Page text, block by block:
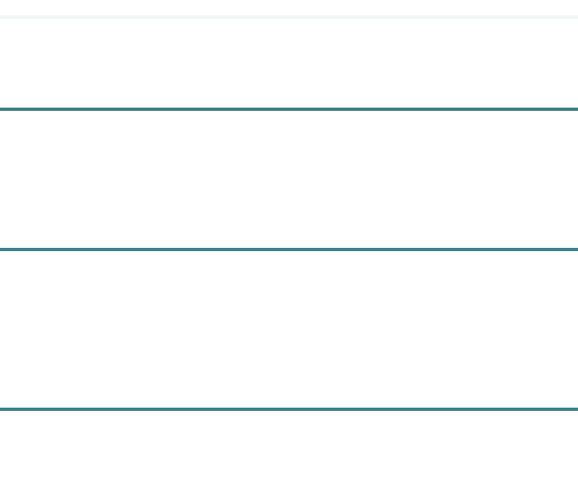
körledaren Erik Rynefors
och producenten Erik Rynefors, för hans idoga arbete med att
grundare av studentkören Carlstads ManskörsBröder vid
bekantskap med körklassiker som Kung Liljekonvalje av dungen
och vidmakthålla intresset för Gustaf Frödings liv och
Fröding-sällskapets anda. Mottagarna är en mångfacetterad skara
Erlander, Germund Michanek,